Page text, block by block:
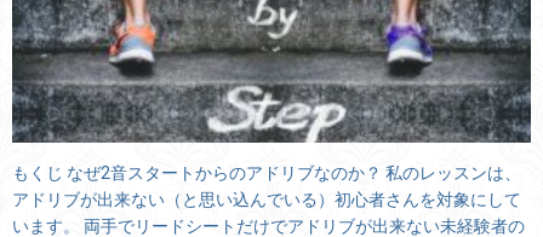
もくじ なぜ2音スタートからのアドリブなのか？ 私のレッスンは、
アドリブが出来ない（と思い込んでいる）初心者さんを対象にして
います。 両手でリードシートだけでアドリブが出来ない未経験者の